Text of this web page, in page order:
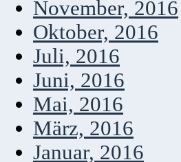
November, 2016
Oktober, 2016
Juli, 2016
Juni, 2016
Mai, 2016
März, 2016
Januar, 2016